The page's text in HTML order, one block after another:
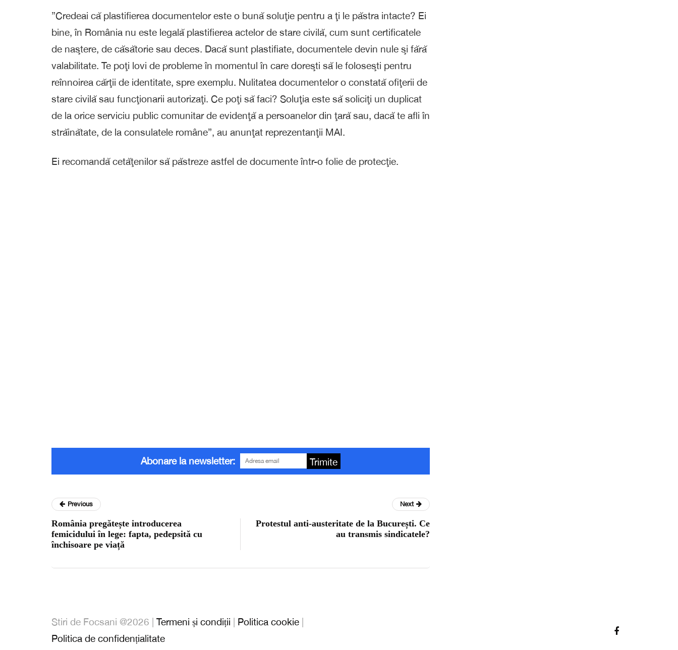
”Credeai că plastifierea documentelor este o bună soluţie pentru a ţi le păstra intacte? Ei
bine, în România nu este legală plastifierea actelor de stare civilă, cum sunt certificatele
de naştere, de căsătorie sau deces. Dacă sunt plastifiate, documentele devin nule şi fără
valabilitate. Te poţi lovi de probleme în momentul în care doreşti să le foloseşti pentru
reînnoirea cărţii de identitate, spre exemplu. Nulitatea documentelor o constată ofiţerii de
stare civilă sau funcţionarii autorizaţi. Ce poţi să faci? Soluţia este să soliciţi un duplicat
de la orice serviciu public comunitar de evidenţă a persoanelor din ţară sau, dacă te afli în
străinătate, de la consulatele române”, au anunţat reprezentanţii MAI.
Ei recomandă cetăţenilor să păstreze astfel de documente într-o folie de protecţie.
Abonare la newsletter: Trimite
Previous
România pregătește introducerea
femicidului în lege: fapta, pedepsită cu
închisoare pe viață
Next
Protestul anti-austeritate de la București. Ce
au transmis sindicatele?
Stiri de Focsani @2026 | Termeni și condiții Politica cookie
Politica de confidențialitate